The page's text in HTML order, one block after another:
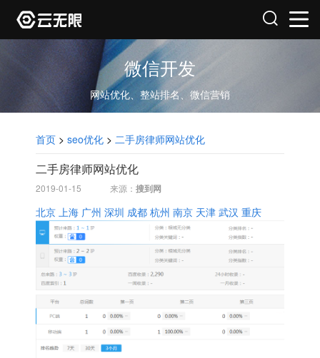
微信开发
网站优化、整站排名、微信营销
首页 > seo优化 > 二手房律师网站优化
二手房律师网站优化
2019-01-15 来源： 搜到网
北京 上海 广州 深圳 成都 杭州 南京 天津 武汉 重庆